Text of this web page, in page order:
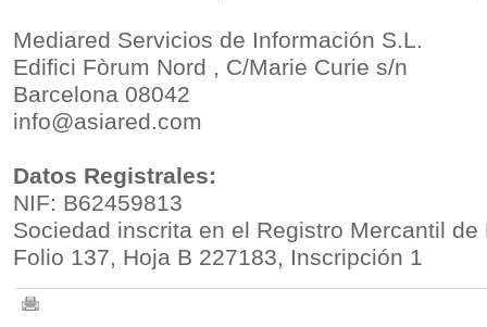
Mediared Servicios de Información S.L.
Edifici Fòrum Nord , C/Marie Curie s/n
Barcelona 08042
info@asiared.com
Datos Registrales:
NIF: B62459813
Sociedad inscrita en el Registro Mercantil
Folio 137, Hoja B 227183, Inscripción 1